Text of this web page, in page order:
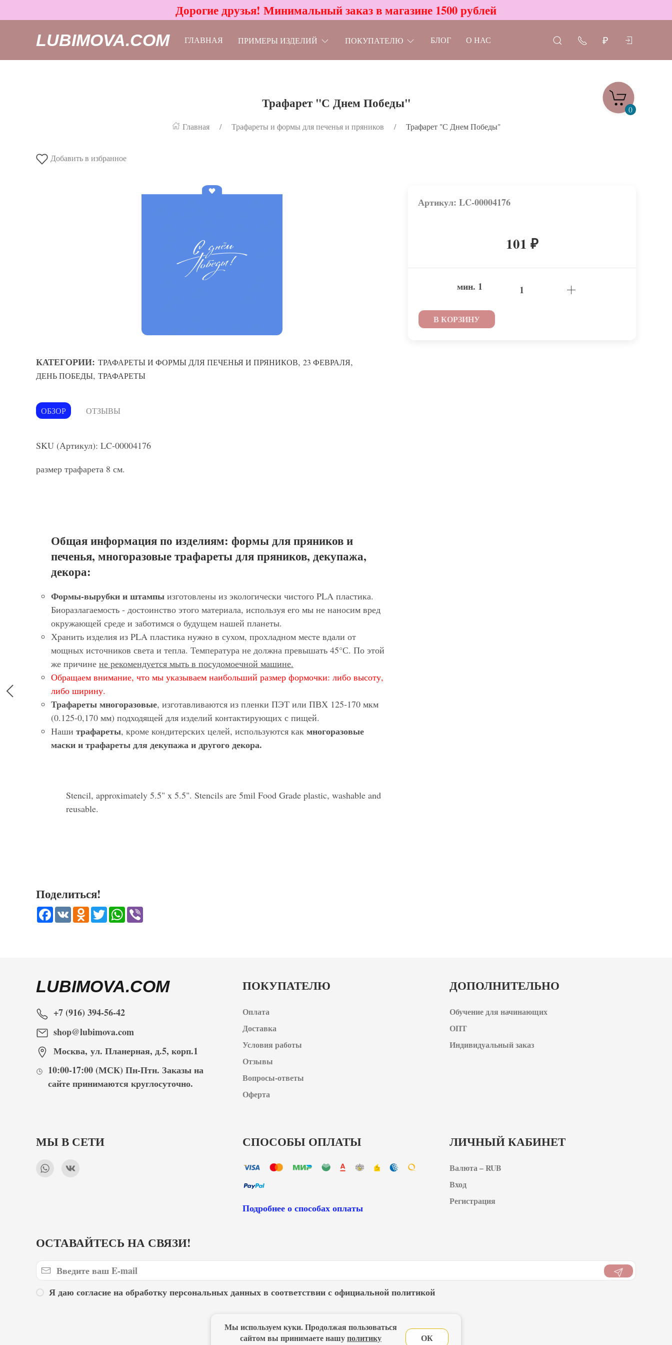
Дорогие друзья! Минимальный заказ в магазине 1500 рублей
LUBIMOVA.COM ГЛАВНАЯ ПРИМЕРЫ ИЗДЕЛИЙ ПОКУПАТЕЛЮ БЛОГ О НАС ₽
0
Трафарет "С Днем Победы"
Главная Трафареты и формы для печенья и пряников Трафарет "С Днем Победы"
Добавить в избранное
КАТЕГОРИИ: ТРАФАРЕТЫ И ФОРМЫ ДЛЯ ПЕЧЕНЬЯ И ПРЯНИКОВ, 23 ФЕВРАЛЯ,
ДЕНЬ ПОБЕДЫ, ТРАФАРЕТЫ
ОБЗОР ОТЗЫВЫ
SKU (Артикул): LC-00004176
размер трафарета 8 см.
Общая информация по изделиям: формы для пряников и
печенья, многоразовые трафареты для пряников, декупажа,
декора:
Формы-вырубки и штампы изготовлены из экологически чистого PLA пластика.
Биоразлагаемость - достоинство этого материала, используя его мы не наносим вред
окружающей среде и заботимся о будущем нашей планеты.
Хранить изделия из PLA пластика нужно в сухом, прохладном месте вдали от
мощных источников света и тепла. Температура не должна превышать 45°С. По этой
же причине не рекомендуется мыть в посудомоечной машине.
Обращаем внимание, что мы указываем наибольший размер формочки: либо высоту,
либо ширину.
Трафареты многоразовые, изготавливаются из пленки ПЭТ или ПВХ 125-170 мкм
(0.125-0,170 мм) подходящей для изделий контактирующих с пищей.
Наши трафареты, кроме кондитерских целей, используются как многоразовые
маски и трафареты для декупажа и другого декора.
Stencil, approximately 5.5" x 5.5". Stencils are 5mil Food Grade plastic, washable and
reusable.
Артикул: LC-00004176
101 ₽
мин. 1
В КОРЗИНУ
Поделиться!
Facebook
VK Odnoklassniki
TwitterWhatsApp
LUBIMOVA.COM
+7 (916) 394-56-42
shop@lubimova.com
Москва, ул. Планерная, д.5, корп.1
10:00-17:00 (МСК) Пн-Птн. Заказы на
сайте принимаютсякруглосуточно.
ПОКУПАТЕЛЮ
Оплата
Доставка
Условия работы
Отзывы
Вопросы-ответы
Оферта
ДОПОЛНИТЕЛЬНО
Обучение для начинающих
ОПТ
Индивидуальный заказ
МЫ В СЕТИ СПОСОБЫ ОПЛАТЫ
Подробнее о способах оплаты
ЛИЧНЫЙ КАБИНЕТ
Валюта – RUB
Вход
Регистрация
ОСТАВАЙТЕСЬ НА СВЯЗИ!
Я даю согласие на обработку персональных данных в соответствии софициальной политикой
Главная Политика конфиденциальности Оферта Новости
Мы используем куки. Продолжая пользоваться
сайтом вы принимаете нашуполитику
ОК